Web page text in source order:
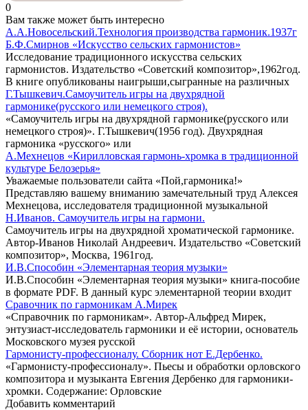
0
Вам также может быть интересно
А.А.Новосельский.Технология производства гармоник.1937г
Б.Ф.Смирнов «Искусство сельских гармонистов»
Исследование традиционного искусства сельских
гармонистов. Издательство «Советский композитор»,1962год.
В книге опубликованы наигрыши,сыгранные на различных
Г.Тышкевич.Самоучитель игры на двухрядной
гармонике(русского или немецкого строя).
«Самоучитель игры на двухрядной гармонике(русского или
немецкого строя)». Г.Тышкевич(1956 год). Двухрядная
гармоника «русского» или
А.Мехнецов «Кирилловская гармонь-хромка в традиционной
культуре Белозерья»
Уважаемые пользователи сайта «Пой,гармоника!»
Представляю вашему вниманию замечательный труд Алексея
Мехнецова, исследователя традиционной музыкальной
Н.Иванов. Самоучитель игры на гармони.
Самоучитель игры на двухрядной хроматической гармонике.
Автор-Иванов Николай Андреевич. Издательство «Советский
композитор», Москва, 1961год.
И.В.Способин «Элементарная теория музыки»
И.В.Способин «Элементарная теория музыки» книга-пособие
в формате PDF. В данный курс элементарной теории входит
Сравочник по гармоникам А.Мирек
«Справочник по гармоникам». Автор-Альфред Мирек,
энтузиаст-исследователь гармоники и её истории, основатель
Московского музея русской
Гармонисту-профессионалу. Сборник нот Е.Дербенко.
«Гармонисту-профессионалу». Пьесы и обработки орловского
композитора и музыканта Евгения Дербенко для гармоники-
хромки. Содержание: Орловские
Добавить комментарий